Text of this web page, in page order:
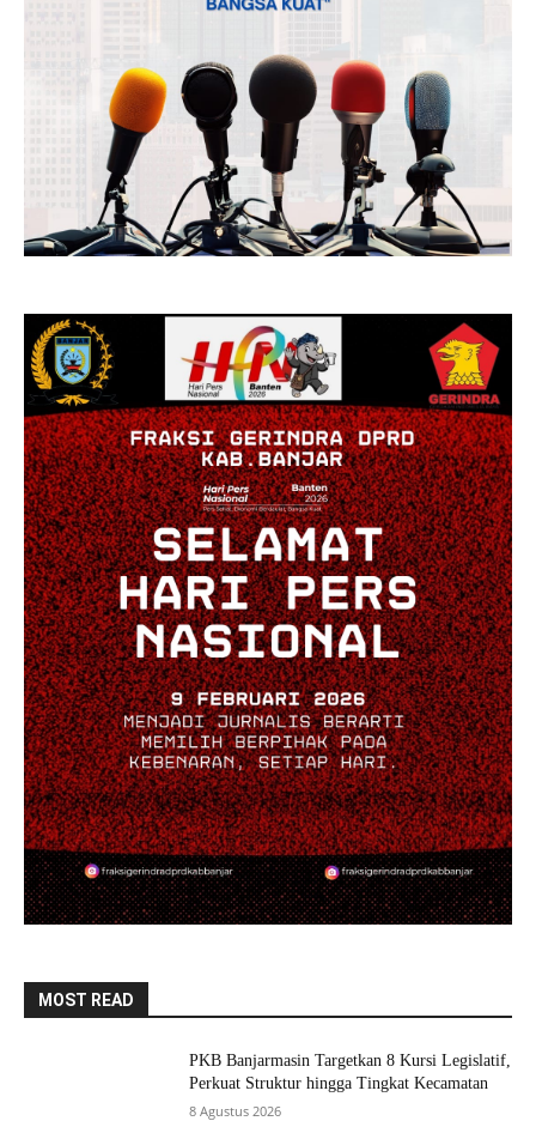
MOST READ
PKB Banjarmasin Targetkan 8 Kursi Legislatif,
Perkuat Struktur hingga Tingkat Kecamatan
8 Agustus 2026